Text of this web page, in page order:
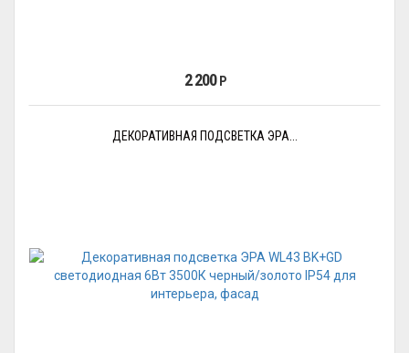
2 200 Р
ДЕКОРАТИВНАЯ ПОДСВЕТКА ЭРА...